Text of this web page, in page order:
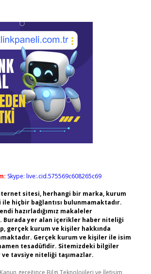
Skype: live:.cid.575569c608265c69
sitesi, herhangi bir marka, kurum
ile hiçbir bağlantısı bulunmamaktadır.
hazırladığımız makaleler
Burada yer alan içerikler haber niteliği
gerçek kurum ve kişiler hakkında
Gerçek kurum ve kişiler ile isim
tesadüfidir. Sitemizdeki bilgiler
tavsiye niteliği taşımazlar.
Kanun gereğince Bilgi Teknolojileri ve İletişim